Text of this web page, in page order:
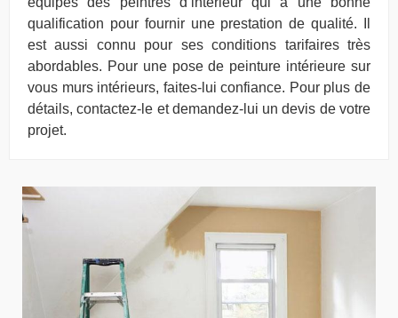
qualification pour fournir une prestation de qualité. Il
est aussi connu pour ses conditions tarifaires très
abordables. Pour une pose de peinture intérieure sur
vous murs intérieurs, faites-lui confiance. Pour plus de
détails, contactez-le et demandez-lui un devis de votre
projet.